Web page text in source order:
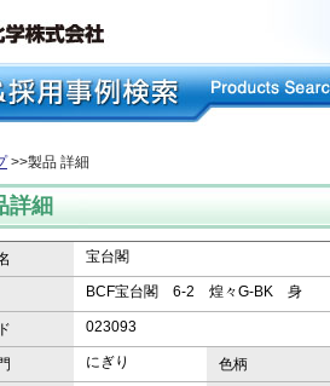
>>製品 詳細
詳細
宝台閣
BCF宝台閣 6-2 煌々G-BK 身
023093
にぎり 色柄